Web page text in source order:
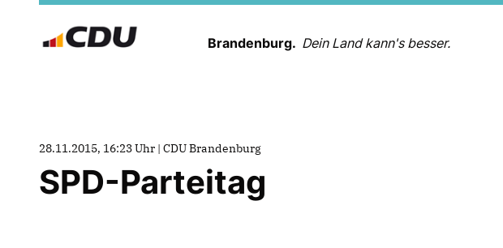
Brandenburg. Dein Land kann's besser.
28.11.2015, 16:23 Uhr | CDU Brandenburg
SPD-Parteitag